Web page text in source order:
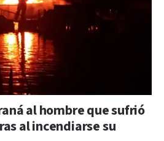
al hombre que sufrió
al incendiarse su